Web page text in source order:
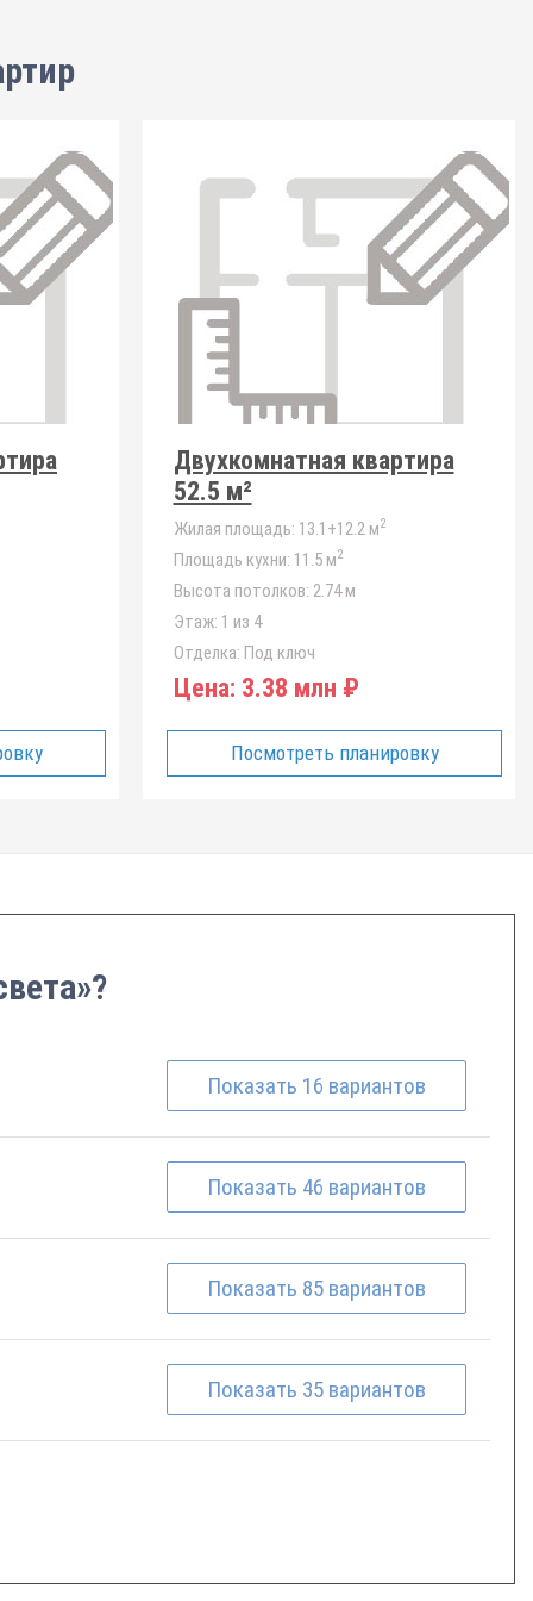
Двухкомнатная квартира
52.5 м²
Жилая площадь: 13.1+12.2 м2
Площадь кухни: 11.5 м2
Высота потолков: 2.74 м
Этаж: 1 из 4
Отделка: Под ключ
Цена: 3.38 млн ₽
Посмотреть планировку
Показать 16 вариантов
Показать 46 вариантов
Показать 85 вариантов
Показать 35 вариантов